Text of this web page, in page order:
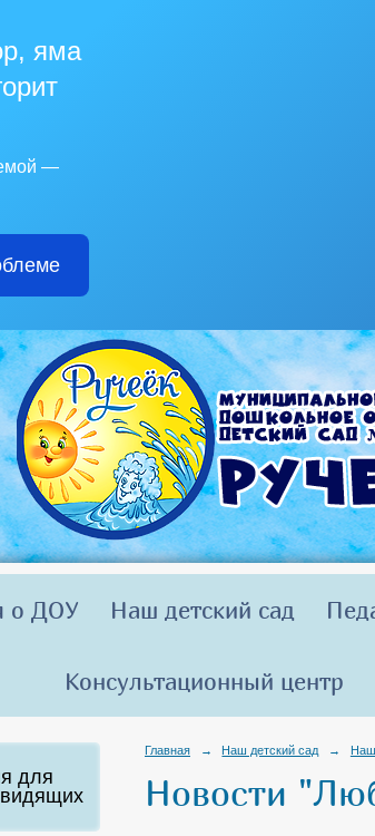
яма
—
о ДОУ Наш детский сад
Консультационный центр
для
Главная → Наш детский сад →
Новости